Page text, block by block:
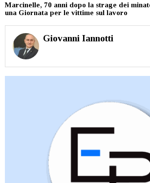
Marcinelle, 70 anni dopo la strage dei
una Giornata per le vittime sul lavoro
Giovanni Iannotti